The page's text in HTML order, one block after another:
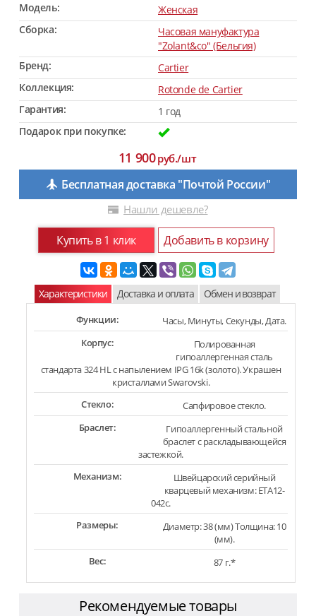
Модель:
Женская
Сборка:
Часовая мануфактура
"Zolant&co" (Бельгия)
Бренд:
Cartier
Коллекция:
Rotonde de Cartier
Гарантия:
1 год
Подарок при покупке:
11 900руб./шт
Бесплатная доставка "Почтой России"
Нашли дешевле?
Купить в 1 клик Добавить в корзину
Характеристики Доставка и оплата Обмен и возврат
Функции:
Часы, Минуты, Секунды, Дата.
Корпус:
Полированная
гипоаллергенная сталь
стандарта 324 HL с напылением IPG 16k (золото). Украшен
кристаллами Swarovski.
Стекло:
Сапфировое стекло.
Браслет:
Гипоаллергенный стальной
браслет с раскладывающейся
застежкой.
Механизм:
Швейцарский серийный
кварцевый механизм: ETA12-
042c.
Размеры:
Диаметр: 38 (мм) Толщина: 10
(мм).
Вес:
87 г.*
Рекомендуемые товары